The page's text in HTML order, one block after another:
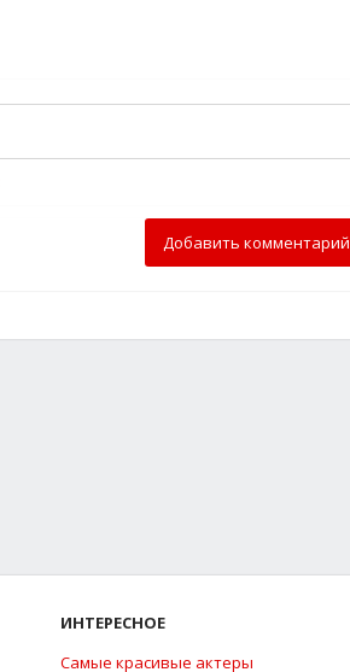
Добавить комментарий
ИНТЕРЕСНОЕ
Самые красивые актеры